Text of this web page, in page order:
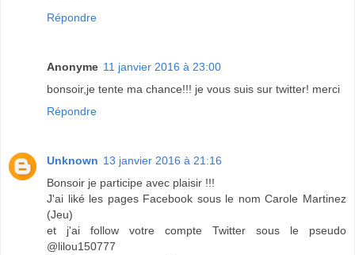
Répondre
Anonyme 11 janvier 2016 à 23:00
bonsoir,je tente ma chance!!! je vous suis sur twitter! merci
Répondre
Unknown 13 janvier 2016 à 21:16
Bonsoir je participe avec plaisir !!!
J'ai liké les pages Facebook sous le nom Carole Martinez
(Jeu)
et j'ai follow votre compte Twitter sous le pseudo
@lilou150777